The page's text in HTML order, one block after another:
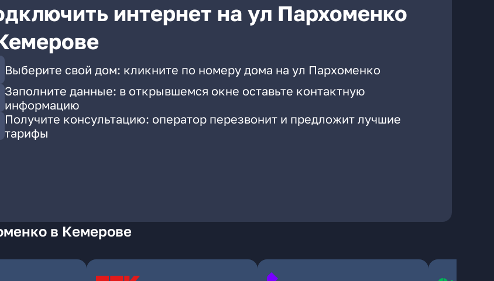
интернет на ул Пархоменко
Выберите свой дом: кликните по номеру дома на ул Пархоменко
Заполните данные: в открывшемся окне оставьте контактную
информацию
Получите консультацию: оператор перезвонит и предложит лучшие
тарифы
в Кемерове